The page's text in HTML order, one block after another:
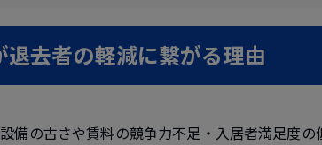
去者の軽減に繋がる理由
備の古さや賃料の競争力不足・入居者満足度